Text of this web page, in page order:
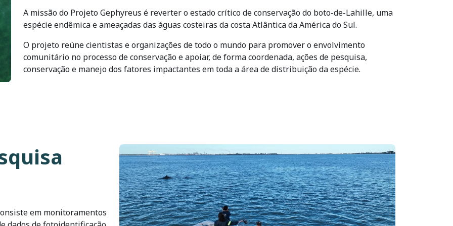
A missão do Projeto Gephyreus é reverter o estado crítico de conservação do boto-de-Lahille, uma
espécie endêmica e ameaçadas das águas costeiras da costa Atlântica da América do Sul.
O projeto reúne cientistas e organizações de todo o mundo para promover o envolvimento
comunitário no processo de conservação e apoiar, de forma coordenada, ações de pesquisa,
conservação e manejo dos fatores impactantes em toda a área de distribuição da espécie.
Imagem
em monitoramentos